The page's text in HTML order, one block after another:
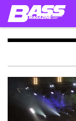
Skip
content